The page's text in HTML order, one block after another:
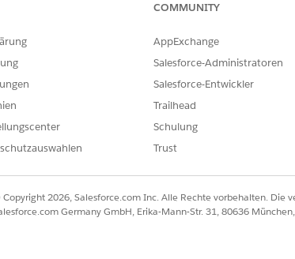
ARTIKELS LÖSEN?
können.
COMMUNITY
AppExchange
Salesforce-Administratoren
Salesforce-Entwickler
Trailhead
Schulung
Trust
2026, Salesforce.com Inc. Alle Rechte vorbehalten. Die
Germany GmbH, Erika-Mann-Str. 31, 80636